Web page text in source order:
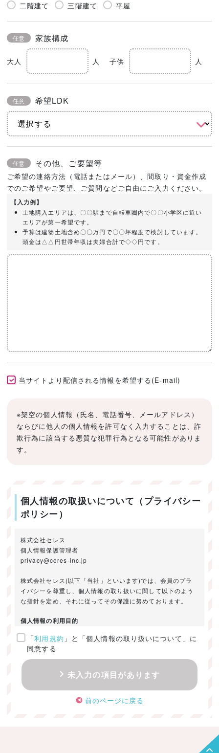
二階建て 三階建て 平屋
任意 家族構成
大人 人 子供 人
任意 希望LDK
任意 その他、ご要望等
ご希望の連絡方法（電話またはメール）、間取り・資金作成
でのご希望やご要望、ご質問などご自由にご入力ください。
【入力例】
土地購入エリアは、〇〇駅まで自転車圏内で〇〇小学区に近い
エリアが第一希望です。
予算は建物土地含め〇〇万円で〇〇坪程度で検討しています。
頭金は△△円世帯年収は夫婦合計で◇◇円です。
当サイトより配信される情報を希望する(E-mail)
※架空の個人情報（氏名、電話番号、メールアドレス）
ならびに他人の個人情報を許可なく入力することは、詐
欺行為に該当する悪質な犯罪行為となる可能性がありま
す。
個人情報の取扱いについて（プライバシー
ポリシー）
株式会社セレス
個人情報保護管理者
privacy@ceres-inc.jp
株式会社セレス(以下「当社」といいます)では、会員のプラ
イバシーを尊重し、個人情報の取り扱いに関して以下のよう
な指針を定め、それに従ってその保護に努めております。
個人情報の利用目的
ご提供いただきました個人情報は、以下のためにのみ利用い
たします。
・お問い合わせに対する回答及び資料送付のご連絡
・当社のお客様向けサービスの提供
・本人確認
・サービスの開発・改善のための分析
「利用規約 」と「個人情報の取り扱いについて」に
同意する
未入力の項目があります
前のページに戻る